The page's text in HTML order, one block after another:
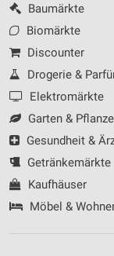
Baumärkte
Biomärkte
Discounter
Drogerie &
Elektromärkte
Garten &
Gesundheit &
Getränkemärkte
Kaufhäuser
Möbel &